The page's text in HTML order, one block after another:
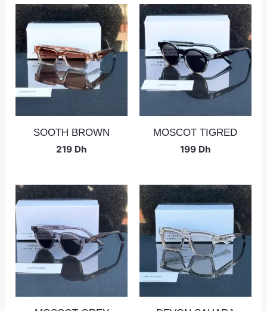
SOOTH BROWN
219 Dh
MOSCOT TIGRED
199 Dh